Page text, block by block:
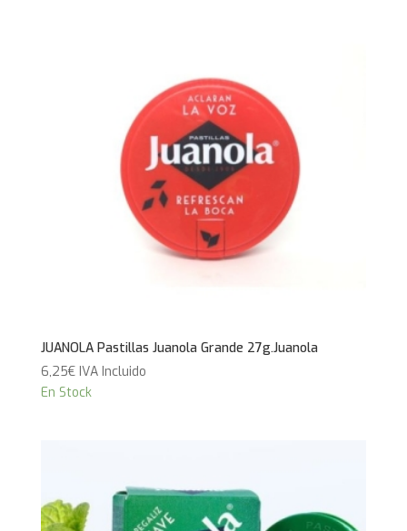
JUANOLA Pastillas Juanola Grande 27g.Juanola
6,25€ IVA Incluido
En Stock